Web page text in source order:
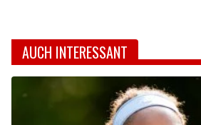
AUCH INTERESSANT